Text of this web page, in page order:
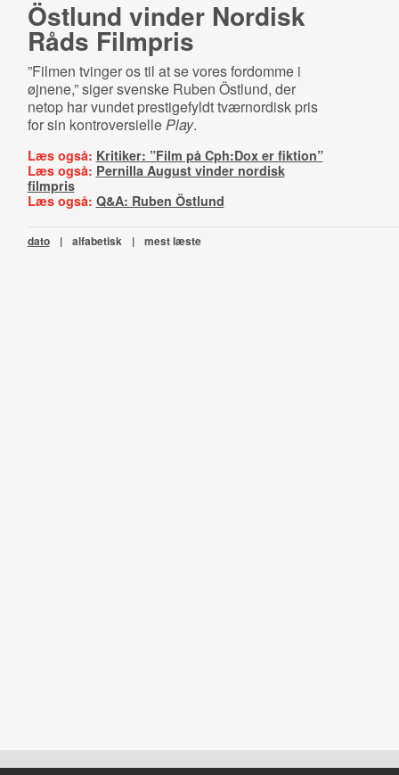
Östlund vinder Nordisk
Råds Filmpris
”Filmen tvinger os til at se vores fordomme i
øjnene,” siger svenske Ruben Östlund, der
netop har vundet prestigefyldt tværnordisk pris
for sin kontroversiellePlay.
Læs også: Kritiker: ”Film på Cph:Dox er fiktion”
Læs også: Pernilla August vinder nordisk
filmpris
Læs også: Q&A: Ruben Östlund
dato | alfabetisk | mest læste